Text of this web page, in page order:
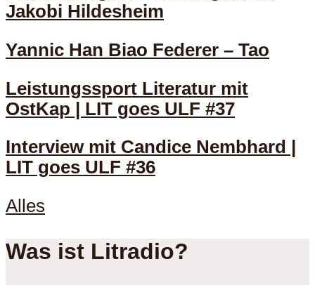
Jakobi Hildesheim
Yannic Han Biao Federer – Tao
Leistungssport Literatur mit
OstKap | LIT goes ULF #37
Interview mit Candice Nembhard |
LIT goes ULF #36
Alles
Was ist Litradio?